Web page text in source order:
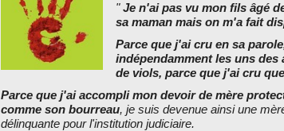
"Je n'ai pas vu mon fils âgé
sa maman mais on m'a fait
Parce que j'ai cru en sa
indépendamment les uns
de viols, parce que j'ai cru
Parce que j'ai accompli mon devoir de mère
comme son bourreau, je suis devenue ainsi une
délinquante pour l'institution judiciaire.